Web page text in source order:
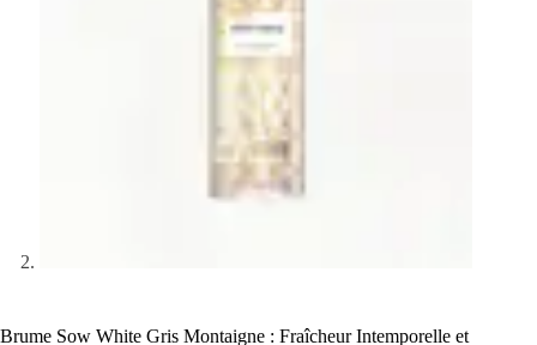
Brume Sow White Gris Montaigne : Fraîcheur Intemporelle et